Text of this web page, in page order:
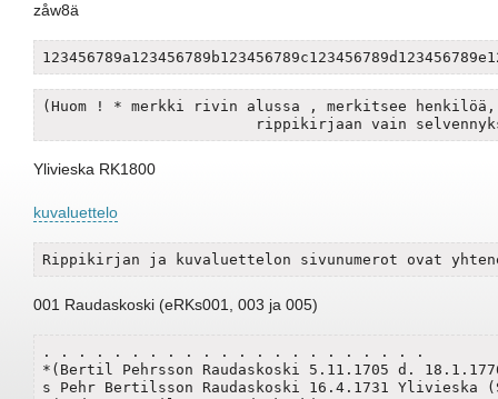
zåw8ä
(Huom ! * merkki rivin alussa , merkitsee
Ylivieska RK1800
kuvaluettelo
Rippikirjan ja kuvaluettelon sivunumerot ovat
001 Raudaskoski (eRKs001, 003 ja 005)
. . . . . . . . . . . . . . . . . . . . . .
*(Bertil Pehrsson Raudaskoski 5.11.1705 d.
s Pehr Bertilsson Raudaskoski 16.4.1731 Ylivieska